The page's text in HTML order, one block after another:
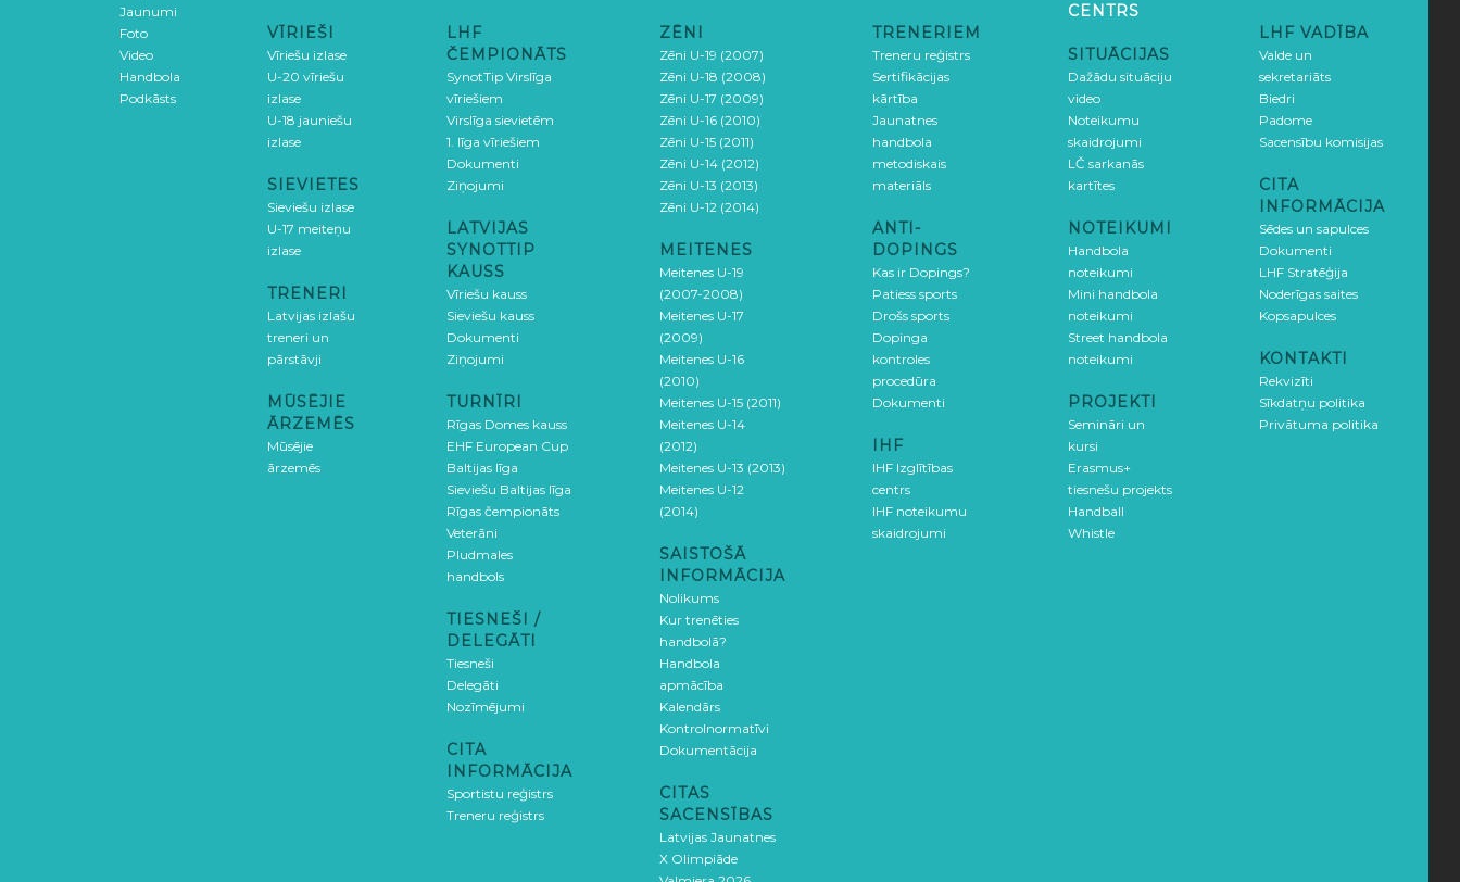
Jaunumi
Foto
Video
Handbola
Podkāsts
VĪRIEŠI
Vīriešu izlase
U-20 vīriešu
izlase
U-18 jauniešu
izlase
SIEVIETES
Sieviešu izlase
U-17 meiteņu
izlase
TRENERI
Latvijas izlašu
treneri un
pārstāvji
MŪSĒJIE
ĀRZEMĒS
Mūsējie
ārzemēs
LHF
ČEMPIONĀTS
SynotTip Virslīga
vīriešiem
Virslīga sievietēm
1. līga vīriešiem
Dokumenti
Ziņojumi
LATVIJAS
SYNOTTIP
KAUSS
Vīriešu kauss
Sieviešu kauss
Dokumenti
Ziņojumi
TURNĪRI
Rīgas Domes kauss
EHF European Cup
Baltijas līga
Sieviešu Baltijas līga
Rīgas čempionāts
Veterāni
Pludmales
handbols
TIESNEŠI /
DELEGĀTI
Tiesneši
Delegāti
Nozīmējumi
CITA
INFORMĀCIJA
Sportistu reģistrs
Treneru reģistrs
ZĒNI
Zēni U-19 (2007)
Zēni U-18 (2008)
Zēni U-17 (2009)
Zēni U-16 (2010)
Zēni U-15 (2011)
Zēni U-14 (2012)
Zēni U-13 (2013)
Zēni U-12 (2014)
MEITENES
Meitenes U-19
(2007-2008)
Meitenes U-17
(2009)
Meitenes U-16
(2010)
Meitenes U-15 (2011)
Meitenes U-14
(2012)
Meitenes U-13 (2013)
Meitenes U-12
(2014)
SAISTOŠĀ
INFORMĀCIJA
Nolikums
Kur trenēties
handbolā?
Handbola
apmācība
Kalendārs
Kontrolnormatīvi
Dokumentācija
CITAS
SACENSĪBAS
Latvijas Jaunatnes
X Olimpiāde
TRENERIEM
Treneru reģistrs
Sertifikācijas
kārtība
Jaunatnes
handbola
metodiskais
materiāls
ANTI-
DOPINGS
Kas ir Dopings?
Patiess sports
Drošs sports
Dopinga
kontroles
procedūra
Dokumenti
IHF
IHF Izglītības
centrs
IHF noteikumu
skaidrojumi
CENTRS
SITUĀCIJAS
Dažādu situāciju
video
Noteikumu
skaidrojumi
LČ sarkanās
kartītes
NOTEIKUMI
Handbola
noteikumi
Mini handbola
noteikumi
Street handbola
noteikumi
PROJEKTI
Semināri un
kursi
Erasmus+
tiesnešu projekts
Handball
Whistle
LHF VADĪBA
Valde un
sekretariāts
Biedri
Padome
Sacensību komisijas
CITA
INFORMĀCIJA
Sēdes un sapulces
Dokumenti
LHF Stratēģija
Noderīgas saites
Kopsapulces
KONTAKTI
Rekvizīti
Sīkdatņu politika
Privātuma politika